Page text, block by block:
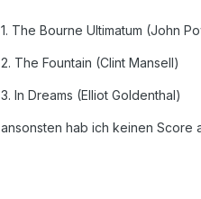
1. The Bourne Ultimatum (John
2. The Fountain (Clint Mansell)
3. In Dreams (Elliot Goldenthal)
ansonsten hab ich keinen Score